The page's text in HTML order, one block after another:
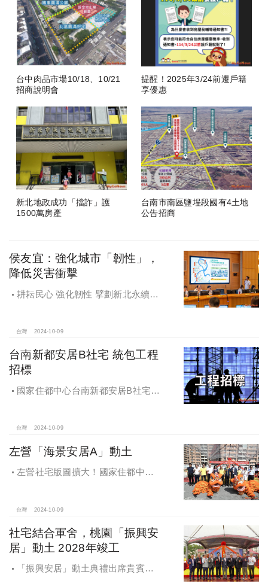
台中肉品市場10/18、10/21
招商說明會
提醒！2025年3/24前遷戶籍
享優惠
新北地政成功「擋詐」護
1500萬房產
台南市南區鹽埕段國有4土地
公告招商
侯友宜：強化城市「韌性」，
降低災害衝擊
耕耘民心 強化韌性 擘劃新北永續宜
台灣 2024-10-09
台南新都安居B社宅 統包工程
招標
國家住都中心台南新都安居B社宅
台灣 2024-10-09
左營「海景安居A」動土
左營社宅版圖擴大！國家住都中心
台灣 2024-10-09
社宅結合軍舍，桃園「振興安
居」動土 2028年竣工
「振興安居」動土典禮出席貴賓有